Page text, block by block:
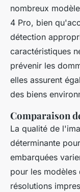
nombreux
4 Pro, bien
détection
caractéristiques
prévenir les
elles assurent
des biens
Comparaison
La qualité de
déterminante
embarquées
pour les modèles
résolutions